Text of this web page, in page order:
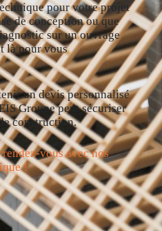
pour votre projet
de conception ou que
sur un ouvrage
là pour vous
un devis personnalisé
Groupe peut sécuriser
construction.
vous avec nos
!